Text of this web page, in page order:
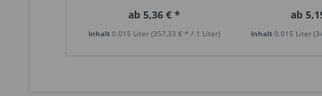
ab 5,36 € *
Inhalt0.015 Liter(357,33 € * / 1 Liter)
ab
Inhalt 0.015 Liter